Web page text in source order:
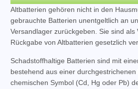
Altbatterien gehören nicht in den
gebrauchte Batterien unentgeltlich an
Versandlager zurückgeben. Sie sind als
Rückgabe von Altbatterien gesetzlich
Schadstoffhaltige Batterien sind mit
bestehend aus einer
chemischen Symbol (Cd, Hg oder Pb)